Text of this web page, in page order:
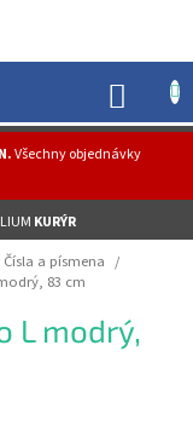
Všechny objednávky
KURÝR
Čísla a písmena /
83 cm
L modrý,